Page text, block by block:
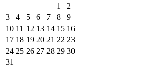
1
2
3
4 5 6 7 8
9
10 11 12 13 14 15 16
17 18 19 20 21 22 23
24 25 26 27 28 29 30
31